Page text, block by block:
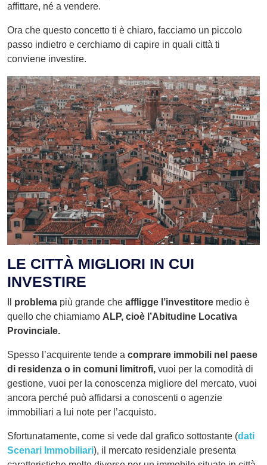
affittare, né a vendere.
Ora che questo concetto ti è chiaro, facciamo un piccolo
passo indietro e cerchiamo di capire in quali città ti
conviene investire.
LE CITTÀ MIGLIORI IN CUI
INVESTIRE
problema più grande che affligge l’investitore medio è
quello che chiamiamo ALP, cioè l’Abitudine Locativa
Provinciale.
Spesso l’acquirente tende a comprare immobili nel paese
di residenza o in comuni limitrofi, vuoi per la comodità di
gestione, vuoi per la conoscenza migliore del mercato, vuoi
ancora perché può affidarsi a conoscenti o agenzie
immobiliari a lui note per l’acquisto.
Sfortunatamente, come si vede dal grafico sottostante (dati
Scenari Immobiliari), il mercato residenziale presenta